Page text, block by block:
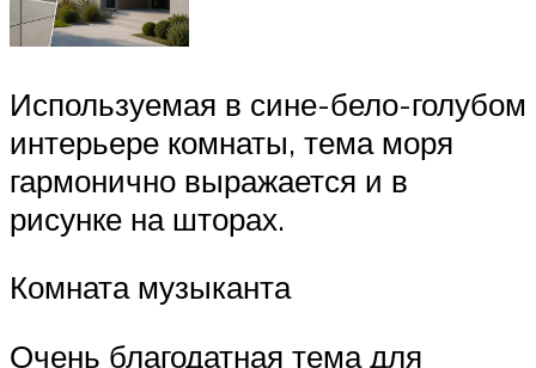
Используемая в сине-бело-голубом
интерьере комнаты, тема моря
гармонично выражается и в
рисунке на шторах.
Комната музыканта
Очень благодатная тема для